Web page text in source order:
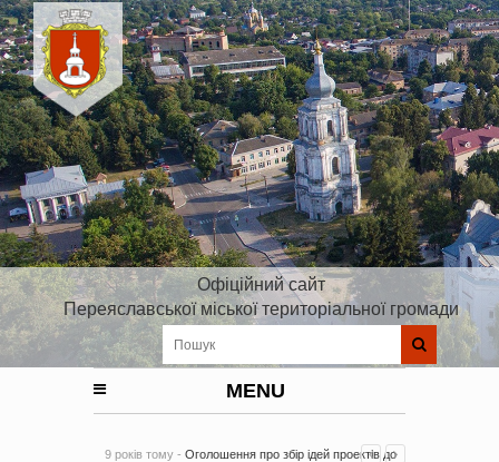
Офіційний сайт
Переяславської міської територіальної громади
MENU
9 років тому - Оголошення про збір ідей проектів до